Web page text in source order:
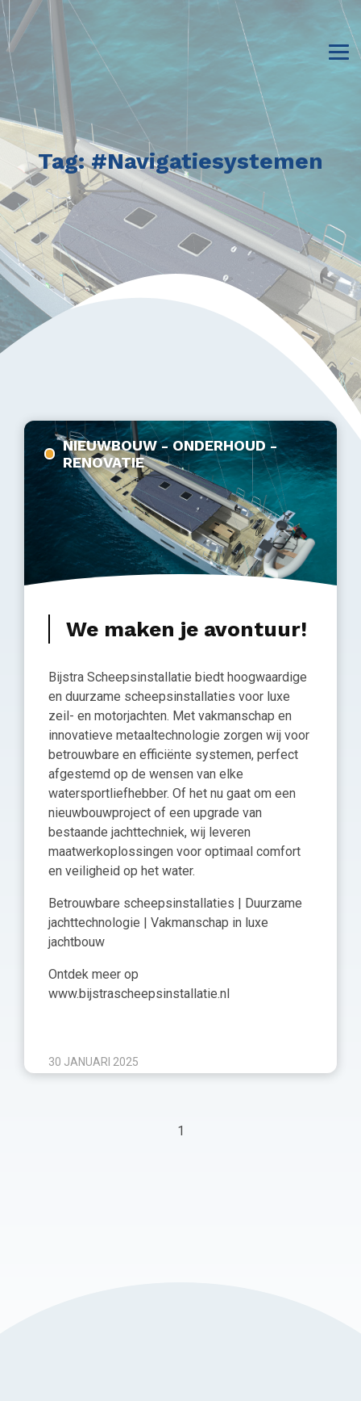
Tag:#Navigatiesystemen
NIEUWBOUW - ONDERHOUD -
RENOVATIE
We maken je avontuur!
Bijstra Scheepsinstallatie biedt hoogwaardige
en duurzame scheepsinstallaties voor luxe
zeil- en motorjachten. Met vakmanschap en
innovatieve metaaltechnologie zorgen wij voor
betrouwbare en efficiënte systemen, perfect
afgestemd op de wensen van elke
watersportliefhebber. Of het nu gaat om een
nieuwbouwproject of een upgrade van
bestaande jachttechniek, wij leveren
maatwerkoplossingen voor optimaal comfort
en veiligheid op het water.
Betrouwbare scheepsinstallaties | Duurzame
jachttechnologie | Vakmanschap in luxe
jachtbouw
Ontdek meer op
www.bijstrascheepsinstallatie.nl
30 JANUARI 2025
1